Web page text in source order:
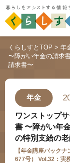
最新記事
年金のよくあ
くらしすとTOP 年
〜障がい年金の請求
請求書〜
年金
ワンストップ
書 〜障がい年
の特別支給の
【年金講座バック
677号） Vol.32：実